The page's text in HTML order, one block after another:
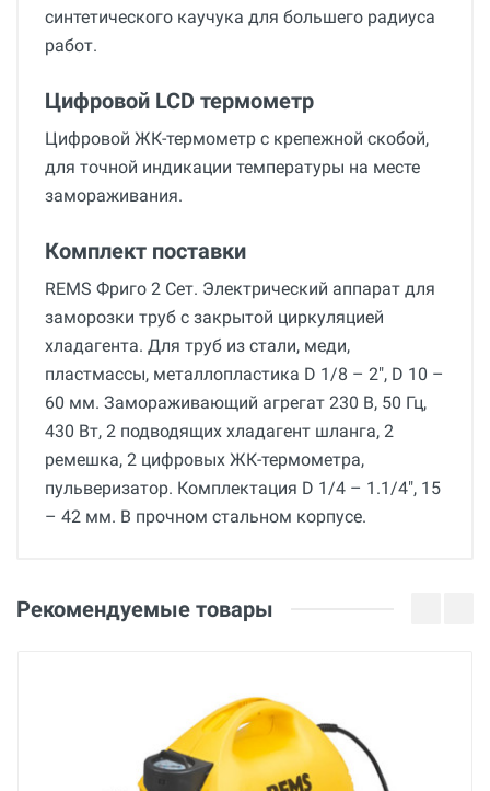
синтетического каучука для большего радиуса
работ.
Цифровой LCD термометр
Цифровой ЖК-термометр с крепежной скобой,
для точной индикации температуры на месте
замораживания.
Комплект поставки
REMS Фриго 2 Сет. Электрический аппарат для
заморозки труб с закрытой циркуляцией
хладагента. Для труб из стали, меди,
пластмассы, металлопластика D 1/8 – 2", D 10 –
60 мм. Замораживающий агрегат 230 В, 50 Гц,
430 Вт, 2 подводящих хладагент шланга, 2
ремешка, 2 цифровых ЖК-термометра,
пульверизатор. Комплектация D 1/4 – 1.1/4", 15
– 42 мм. В прочном стальном корпусе.
12 месяцев
Страна производства
Илья
Рекомендуемые товары